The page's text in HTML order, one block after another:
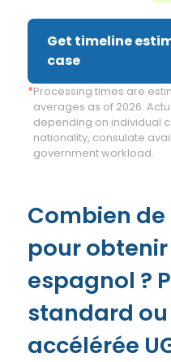
Get timeline
case
*Processing times are
averages as of 2026.
depending on individual
nationality, consulate
government workload.
Combien
pour obtenir
espagnol ?
standard
accélérée